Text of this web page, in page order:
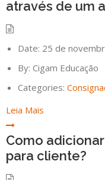
através de um
Date: 25 de
By: Cigam Educação
Categories:
Leia Mais
Como
para cliente?